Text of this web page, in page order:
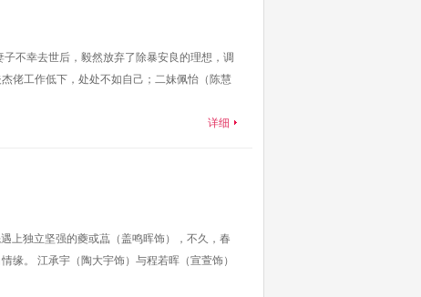
不幸去世后，毅然放弃了除暴安良的理想，调
佬工作低下，处处不如自己；二妹佩怡（陈慧
详细
上独立坚强的夔或蕌（盖鸣晖饰），不久，春
缘。 江承宇（陶大宇饰）与程若晖（宣萱饰）